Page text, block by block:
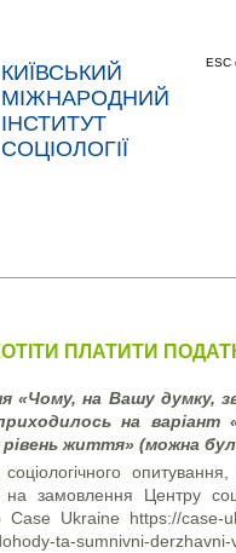
КИЇВСЬКИЙ
МІЖНАРОДНИЙ
ІНСТИТУТ
СОЦІОЛОГІЇ
ESC
ПЛАТИТИ
«Чому, на Вашу думку,
на варіант
життя» (можна
на замовлення Центру
Case Ukraine https://case-
ta-sumnivni-